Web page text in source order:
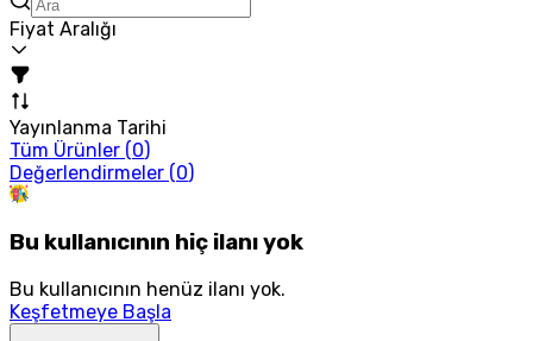
Fiyat Aralığı
Yayınlanma Tarihi
Tüm Ürünler (0)
Değerlendirmeler (0)
Bu kullanıcının hiç ilanı yok
Bu kullanıcının henüz ilanı yok.
Keşfetmeye Başla